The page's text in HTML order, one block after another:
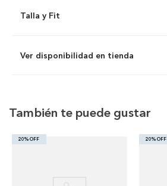
Talla y Fit
Ver disponibilidad en tienda
También te puede gustar
20% OFF 20% OFF